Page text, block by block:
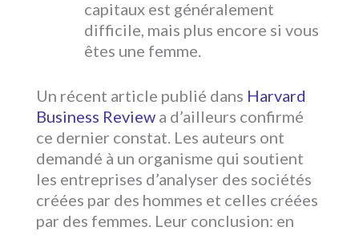
capitaux est généralement
difficile, mais plus encore si vous
êtes une femme.
Un récent article publié dans Harvard
Business Review a d’ailleurs confirmé
ce dernier constat. Les auteurs ont
demandé à un organisme qui soutient
les entreprises d’analyser des sociétés
créées par des hommes et celles créées
par des femmes. Leur conclusion: en